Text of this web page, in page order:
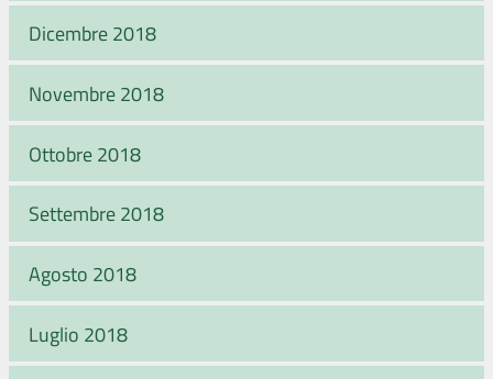
Dicembre 2018
Novembre 2018
Ottobre 2018
Settembre 2018
Agosto 2018
Luglio 2018